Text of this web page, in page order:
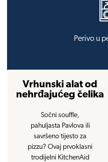
Perivo u
Vrhunski alat od
nehrđajućeg čelika
Sočni souffle,
pahuljasta Pavlova ili
savršeno tijesto za
pizzu? Ovaj prvoklasni
trodijelni KitchenAid